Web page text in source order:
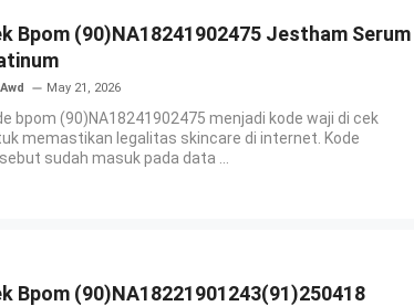
Bpom (90)NA18241902475 Jestham Serum
May 21, 2026
bpom (90)NA18241902475 menjadi kode waji di cek
memastikan legalitas skincare di internet. Kode
sudah masuk pada data ...
Bpom (90)NA18221901243(91)250418